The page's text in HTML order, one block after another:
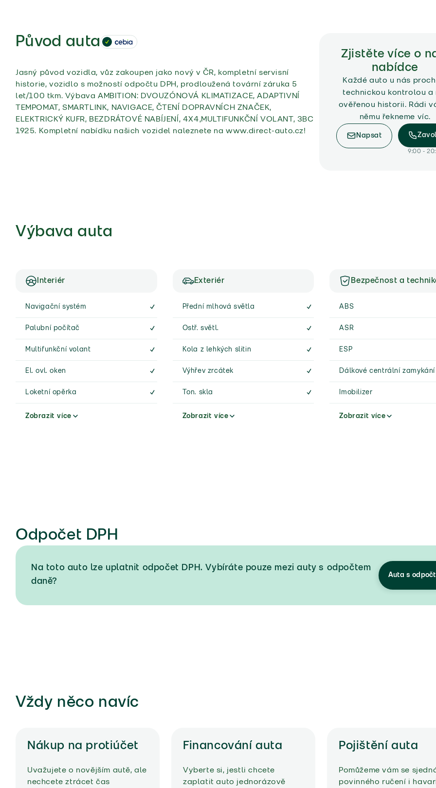
Původ auta
Jasný původ vozidla, vůz zakoupen jako nový v ČR, kompletní servisní
historie, vozidlo s možností odpočtu DPH, prodloužená tovární záruka 5
let/100 tkm. Výbava AMBITION: DVOUZÓNOVÁ KLIMATIZACE, ADAPTIVNÍ
TEMPOMAT, SMARTLINK, NAVIGACE, ČTENÍ DOPRAVNÍCH ZNAČEK,
ELEKTRICKÝ KUFR, BEZDRÁTOVÉ NABÍJENÍ, 4X4,MULTIFUNKČNÍ VOLANT, 3BC
1925. Kompletní nabídku našich vozidel naleznete na www.direct-auto.cz!
Zjistěte více o
nabídce
Každé auto u nás
technickou kontrolou a
ověřenou historii. Rádi
němu řekneme víc.
Napsat
9:00 -
Výbava auta
Interiér
Navigační systém
Palubní počítač
Multifunkční volant
El. ovl. oken
Loketní opěrka
Zobrazit více
Exteriér
Přední mlhová světla
Ostř. světl.
Kola z lehkých slitin
Výhřev zrcátek
Ton. skla
Zobrazit více
Bezpečnost a
ABS
ASR
ESP
Dálkové centrální zamykání
Imobilizer
Zobrazit více
Odpočet DPH
Na toto auto lze uplatnit odpočet DPH. Vybíráte pouze mezi auty s odpočtem
daně?
Auta s
Vždy něco navíc
Nákup na protiúčet
Uvažujete o novějším autě, ale
nechcete ztrácet čas
Financování auta
Vyberte si, jestli chcete
zaplatit auto jednorázově
Pojištění auta
Pomůžeme vám se
povinného ručení i